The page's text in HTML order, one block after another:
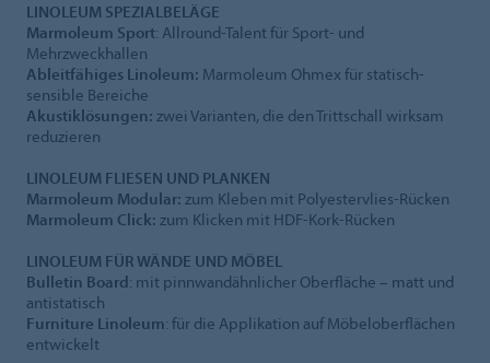
LINOLEUM SPEZIALBELÄGE
Marmoleum Sport: Allround-Talent für Sport- und
Mehrzweckhallen
Ableitfähiges Linoleum: Marmoleum Ohmex für statisch-
sensible Bereiche
Akustiklösungen: zwei Varianten, die den Trittschall wirksam
reduzieren
LINOLEUM FLIESEN UND PLANKEN
Marmoleum Modular: zum Kleben mit Polyestervlies-Rücken
Marmoleum Click: zum Klicken mit HDF-Kork-Rücken
LINOLEUM FÜR WÄNDE UND MÖBEL
Bulletin Board: mit pinnwandähnlicher Oberfläche – matt und
antistatisch
Furniture Linoleum: für die Applikation auf Möbeloberflächen
entwickelt